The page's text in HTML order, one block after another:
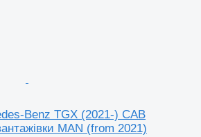
Benz TGX (2021-) CAB
MAN (from 2021)